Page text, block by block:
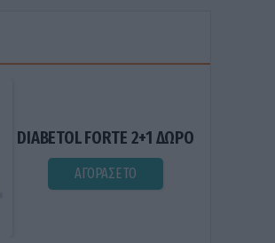
DIABETOL FORTE 2+1 ΔΩΡΟ
ΑΓΟΡΑΣΕ ΤΟ